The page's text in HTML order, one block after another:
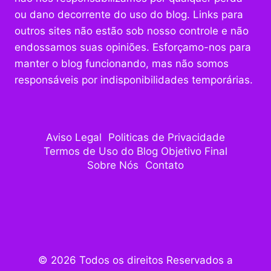
ou dano decorrente do uso do blog. Links para
outros sites não estão sob nosso controle e não
endossamos suas opiniões. Esforçamo-nos para
manter o blog funcionando, mas não somos
responsáveis por indisponibilidades temporárias.
Aviso Legal
Politicas de Privacidade
Termos de Uso do Blog Objetivo Final
Sobre Nós
Contato
© 2026 Todos os direitos Reservados a